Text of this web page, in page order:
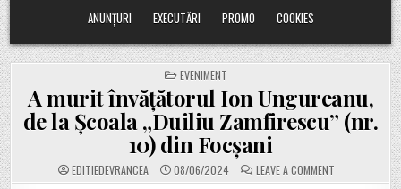
ANUNȚURI
EXECUTĂRI PROMO COOKIES
POSTED
IN
EVENIMENT
A murit învățătorul Ion Ungureanu,
de la Școala „Duiliu Zamfirescu” (nr.
10) din Focșani
EDITIEDEVRANCEA 08/06/2024 LEAVE A COMMENTON
A